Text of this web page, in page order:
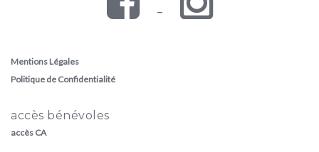
–
Mentions Légales
Politique de Confidentialité
accès bénévoles
accès CA